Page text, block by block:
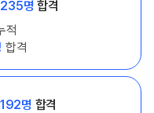
235명 합격
적
합격
명 합격